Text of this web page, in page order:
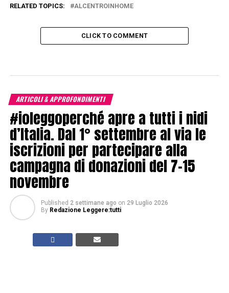
RELATED TOPICS: ALCENTROINHOME
CLICK TO COMMENT
ARTICOLI & APPROFONDIMENTI
#ioleggoperché apre a tutti i nidi
d’Italia. Dal 1° settembre al via le
iscrizioni per partecipare alla
campagna di donazioni del 7-15
novembre
Published 2 settimane ago on 29 Luglio 2026
By Redazione Leggere:tutti